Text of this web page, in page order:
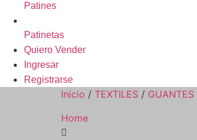
Patines
Patinetas
Quiero Vender
Ingresar
Registrarse
Inicio / TEXTILES / GUANTES
Home